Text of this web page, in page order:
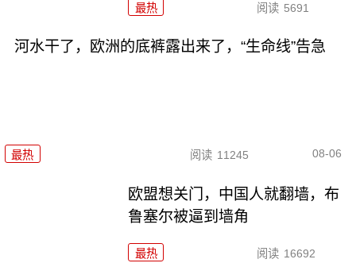
最热 阅读 5691
河水干了，欧洲的底裤露出来了，“生命线”告急
最热 阅读 11245 08-06
欧盟想关门，中国人就翻墙，布
鲁塞尔被逼到墙角
最热 阅读 16692